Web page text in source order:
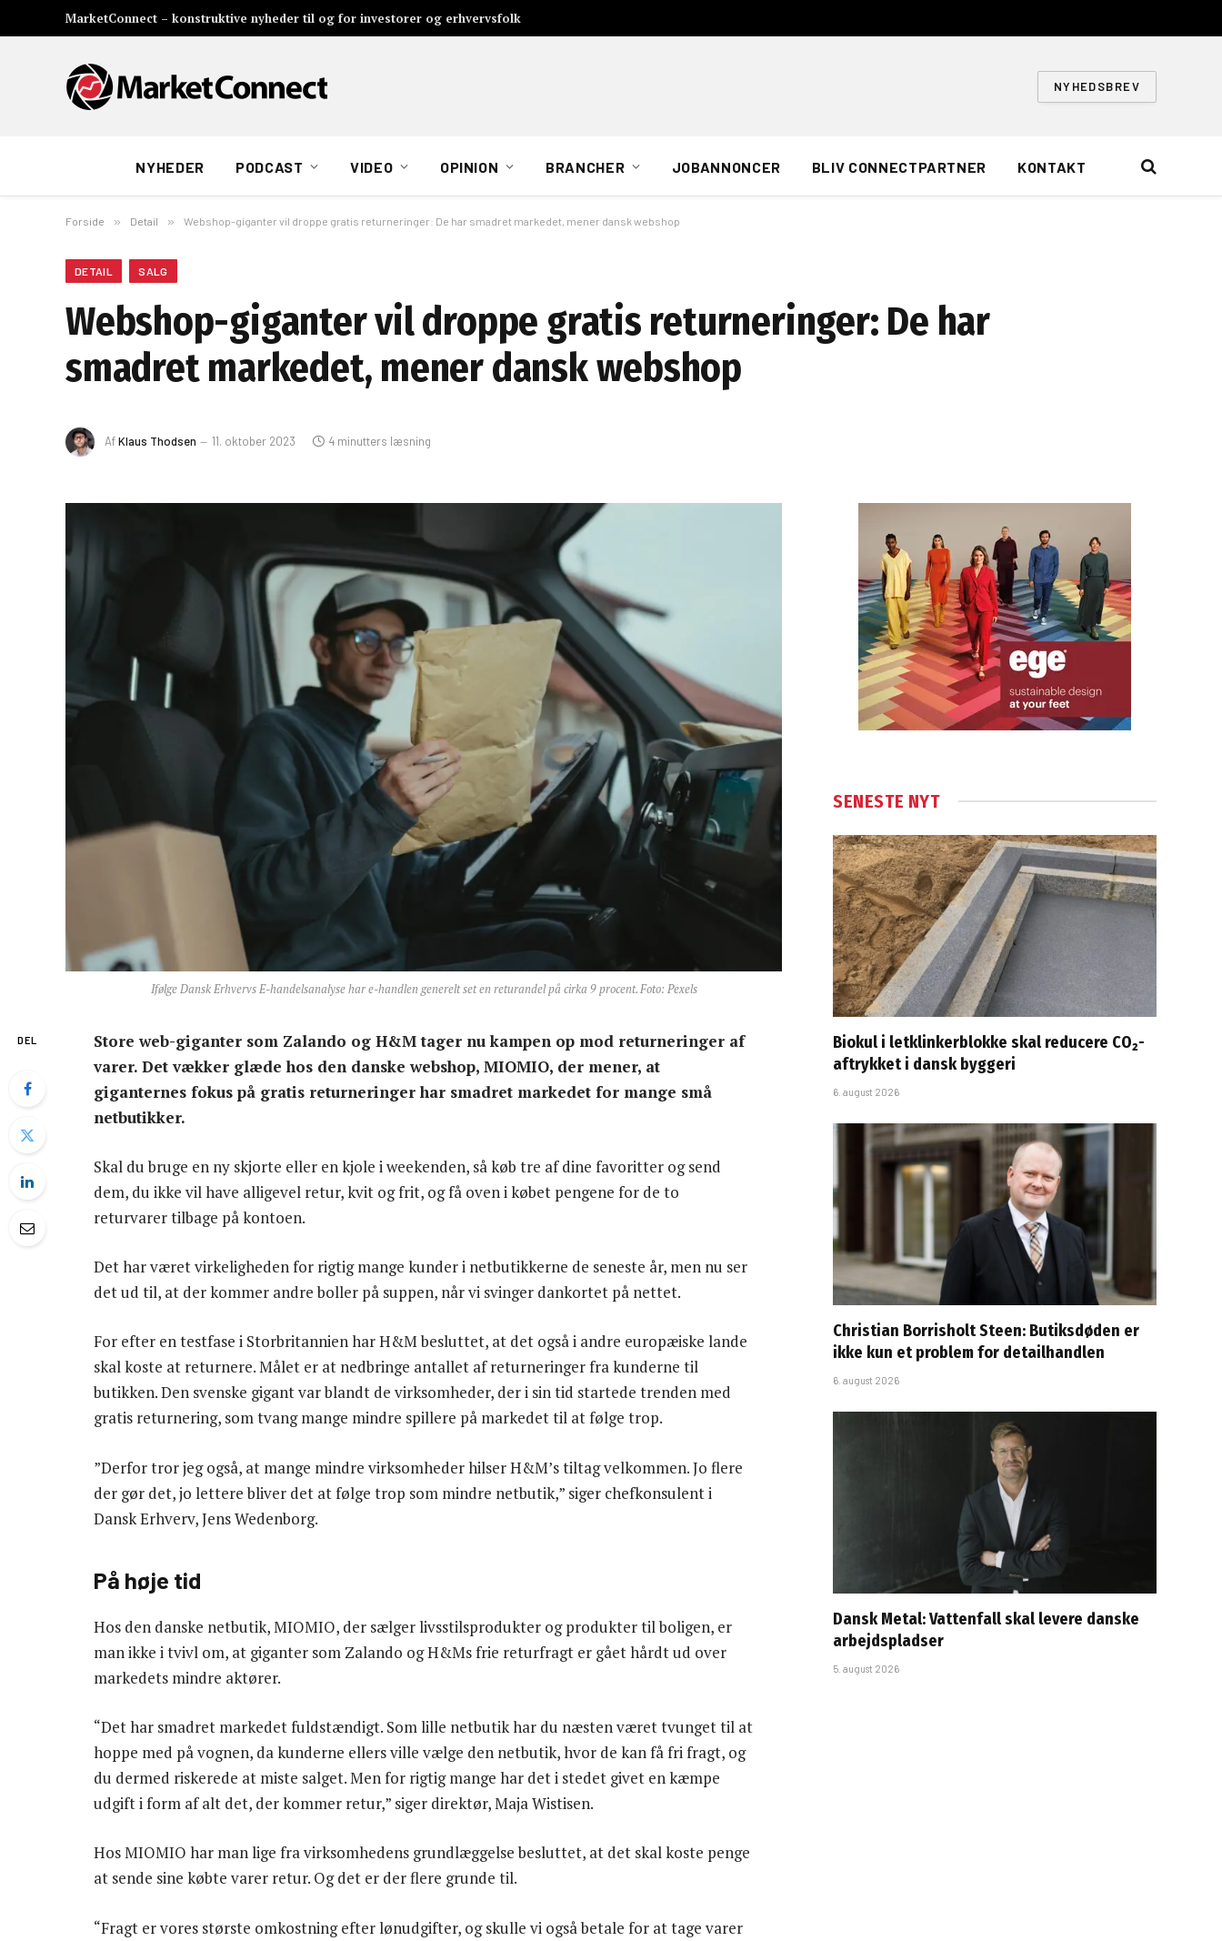
MarketConnect – konstruktive nyheder til og for investorer og erhvervsfolk
NYHEDSBREV
NYHEDER PODCAST VIDEO OPINION BRANCHER JOBANNONCER BLIV CONNECTPARTNER KONTAKT
Forside » Detail » Webshop-giganter vil droppe gratis returneringer: De har smadret markedet, mener dansk webshop
DETAIL SALG
Webshop-giganter vil droppe gratis returneringer: De har
smadret markedet, mener dansk webshop
AfKlaus Thodsen 11. oktober 2023 4 minutters læsning
Ifølge Dansk Erhvervs E-handelsanalyse har e-handlen generelt set en returandel på cirka 9 procent. Foto: Pexels
DEL
Store web-giganter som Zalando og H&M tager nu kampen op mod returneringer af
varer. Det vækker glæde hos den danske webshop, MIOMIO, der mener, at
giganternes fokus på gratis returneringer har smadret markedet for mange små
netbutikker.
Skal du bruge en ny skjorte eller en kjole i weekenden, så køb tre af dine favoritter og send
dem, du ikke vil have alligevel retur, kvit og frit, og få oven i købet pengene for de to
returvarer tilbage på kontoen.
Det har været virkeligheden for rigtig mange kunder i netbutikkerne de seneste år, men nu ser
det ud til, at der kommer andre boller på suppen, når vi svinger dankortet på nettet.
For efter en testfase i Storbritannien har H&M besluttet, at det også i andre europæiske lande
skal koste at returnere. Målet er at nedbringe antallet af returneringer fra kunderne til
butikken. Den svenske gigant var blandt de virksomheder, der i sin tid startede trenden med
gratis returnering, som tvang mange mindre spillere på markedet til at følge trop.
”Derfor tror jeg også, at mange mindre virksomheder hilser H&M’s tiltag velkommen. Jo flere
der gør det, jo lettere bliver det at følge trop som mindre netbutik,” siger chefkonsulent i
Dansk Erhverv, Jens Wedenborg.
På høje tid
Hos den danske netbutik, MIOMIO, der sælger livsstilsprodukter og produkter til boligen, er
man ikke i tvivl om, at giganter som Zalando og H&Ms frie returfragt er gået hårdt ud over
markedets mindre aktører.
“Det har smadret markedet fuldstændigt. Som lille netbutik har du næsten været tvunget til at
hoppe med på vognen, da kunderne ellers ville vælge den netbutik, hvor de kan få fri fragt, og
du dermed riskerede at miste salget. Men for rigtig mange har det i stedet givet en kæmpe
udgift i form af alt det, der kommer retur,” siger direktør, Maja Wistisen.
Hos MIOMIO har man lige fra virksomhedens grundlæggelse besluttet, at det skal koste penge
at sende sine købte varer retur. Og det er der flere grunde til.
“Fragt er vores største omkostning efter lønudgifter, og skulle vi også betale for at tage varer
SENESTE NYT
Biokul i letklinkerblokke skal reducere CO₂-
aftrykket i dansk byggeri
6. august 2026
Christian Borrisholt Steen: Butiksdøden er
ikke kun et problem for detailhandlen
6. august 2026
Dansk Metal: Vattenfall skal levere danske
arbejdspladser
5. august 2026